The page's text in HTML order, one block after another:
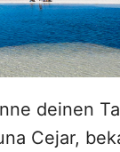
deinen
Cejar,